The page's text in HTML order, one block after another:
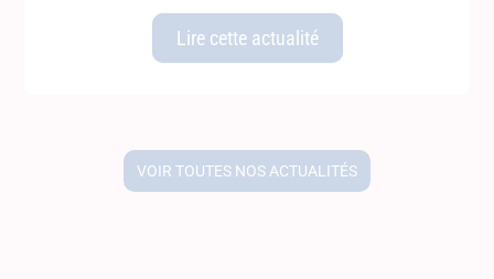
Lire cette actualité
VOIR TOUTES NOS ACTUALITÉS